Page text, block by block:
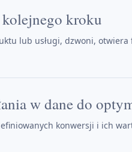
kroku
lub usługi, dzwoni,
w dane do
konwersji i ich